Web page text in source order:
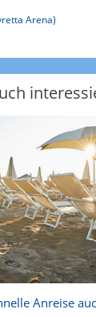
Arena)
Anreise